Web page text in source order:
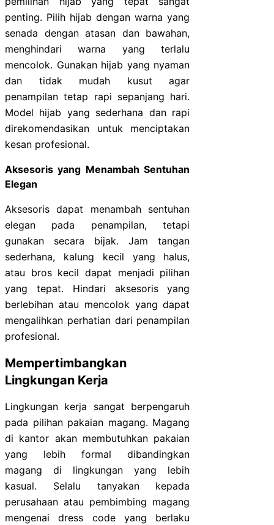
penting. Pilih hijab dengan warna yang
senada dengan atasan dan bawahan,
menghindari warna yang terlalu
mencolok. Gunakan hijab yang nyaman
dan tidak mudah kusut agar
penampilan tetap rapi sepanjang hari.
Model hijab yang sederhana dan rapi
direkomendasikan untuk menciptakan
kesan profesional.
Aksesoris yang Menambah Sentuhan
Elegan
Aksesoris dapat menambah sentuhan
elegan pada penampilan, tetapi
gunakan secara bijak. Jam tangan
sederhana, kalung kecil yang halus,
atau bros kecil dapat menjadi pilihan
yang tepat. Hindari aksesoris yang
berlebihan atau mencolok yang dapat
mengalihkan perhatian dari penampilan
profesional.
Mempertimbangkan
Lingkungan Kerja
Lingkungan kerja sangat berpengaruh
pada pilihan pakaian magang. Magang
di kantor akan membutuhkan pakaian
yang lebih formal dibandingkan
magang di lingkungan yang lebih
kasual. Selalu tanyakan kepada
perusahaan atau pembimbing magang
mengenai dress code yang berlaku